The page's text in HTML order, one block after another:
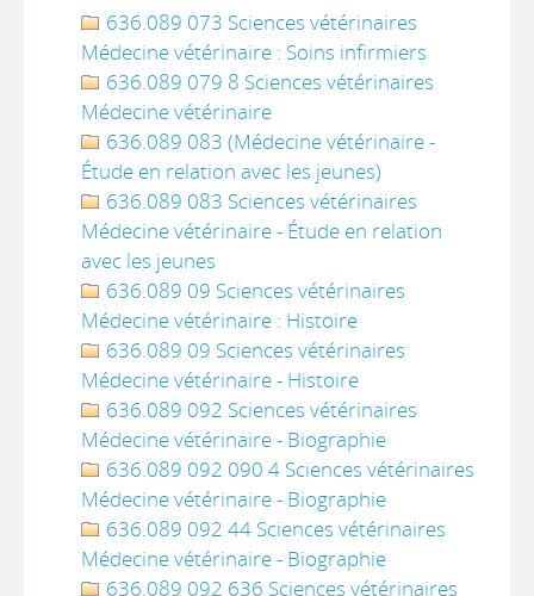
636.089 073 Sciences vétérinaires
Médecine vétérinaire : Soins infirmiers
636.089 079 8 Sciences vétérinaires
Médecine vétérinaire
636.089 083 (Médecine vétérinaire -
Étude en relation avec les jeunes)
636.089 083 Sciences vétérinaires
Médecine vétérinaire - Étude en relation
avec les jeunes
636.089 09 Sciences vétérinaires
Médecine vétérinaire : Histoire
636.089 09 Sciences vétérinaires
Médecine vétérinaire - Histoire
636.089 092 Sciences vétérinaires
Médecine vétérinaire - Biographie
636.089 092 090 4 Sciences vétérinaires
Médecine vétérinaire - Biographie
636.089 092 44 Sciences vétérinaires
Médecine vétérinaire - Biographie
636.089 092 636 Sciences vétérinaires